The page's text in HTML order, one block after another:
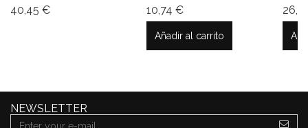
40,45 € 10,74 €
Añadir al carrito
NEWSLETTER